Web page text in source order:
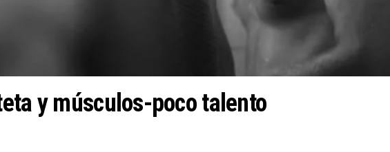
y músculos-poco talento